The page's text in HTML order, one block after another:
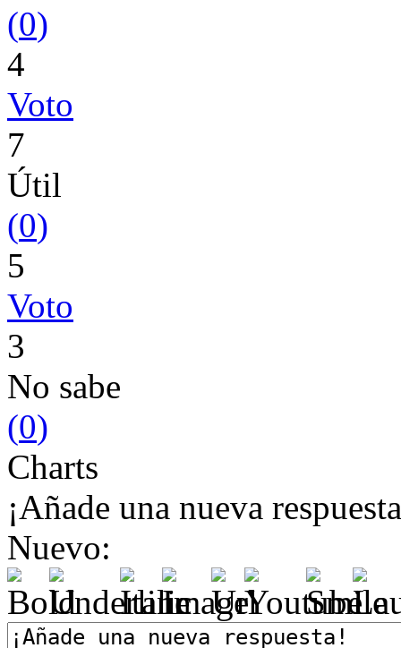
(0)
4
Voto
7
Útil
(0)
5
Voto
3
No sabe
(0)
Charts
¡Añade una nueva
Nuevo: